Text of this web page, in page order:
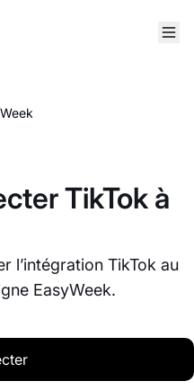
TikTok à
l’intégration TikTok au
EasyWeek.